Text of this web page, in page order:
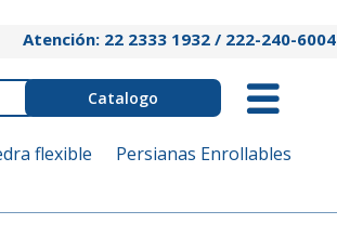
Atención: 22 2333 1932 / 222-240-6004
Catalogo
flexible
Persianas Enrollables